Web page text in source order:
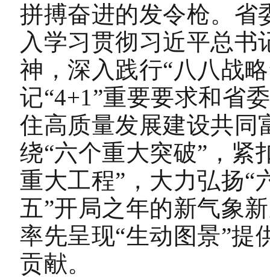
拼搏奋进的发令枪。省
入学习贯彻习近平总
神，深入践行“八八战
记“4+1”重要要求和省
住高质量发展建设共同
绕“六个重大突破”，紧
重大工程”，大力弘扬“
五”开局之年的新气象
率先呈现“生动图景”提
贡献。